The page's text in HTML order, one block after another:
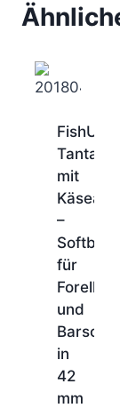
FishUp
Tanta
mit
–
Softbait
für
Forelle
und
Barsch
in
42
mm